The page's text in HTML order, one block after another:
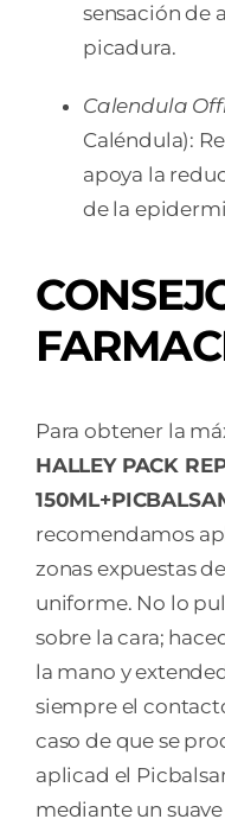
sensación de
picadura.
Calendula
Caléndula):
apoya la
de la
Para obtener la
HALLEY PACK
recomendamos
zonas expuestas
uniforme. No lo
sobre la cara;
la mano y
siempre el
caso de que se
aplicad el
mediante un